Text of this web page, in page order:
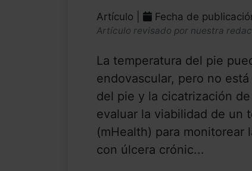
Artículo | Fecha de
Artículo revisado por nuestra
La temperatura del pie
endovascular, pero no
del pie y la cicatrización
evaluar la viabilidad de un
(mHealth) para monitorear
con úlcera crónic...